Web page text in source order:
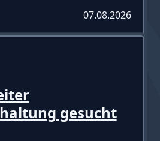
07.08.2026
gesucht